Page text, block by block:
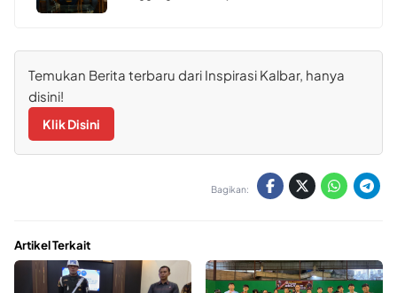
Temukan Berita terbaru dari Inspirasi Kalbar, hanya
disini!
Klik Disini
Bagikan:
Artikel Terkait